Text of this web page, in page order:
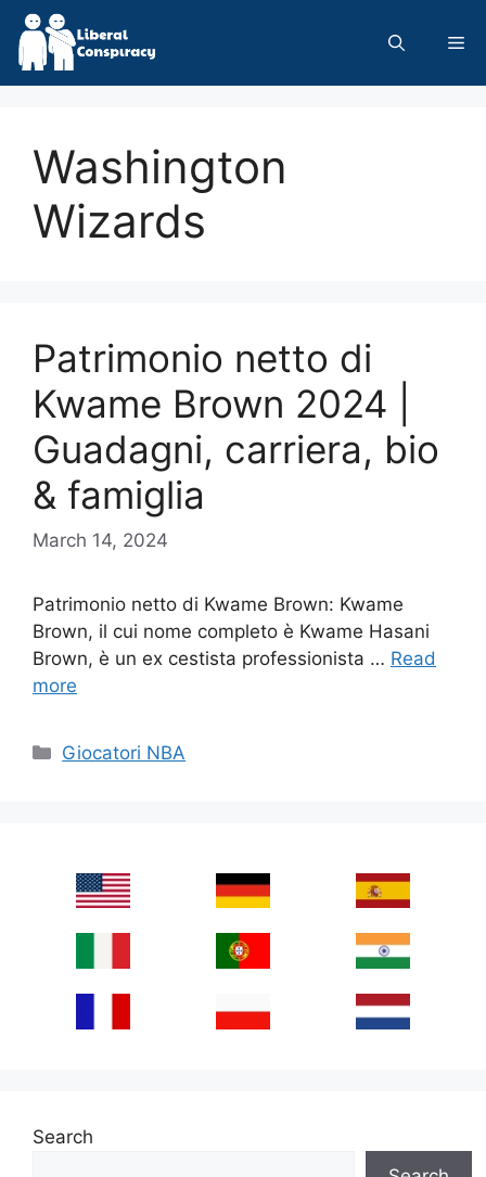
Skip
content
Washington
Wizards
Patrimonio netto di
Kwame Brown 2024 |
Guadagni, carriera, bio
& famiglia
March 14, 2024
Patrimonio netto di Kwame Brown: Kwame
Brown, il cui nome completo è Kwame Hasani
Brown, è un ex cestista professionista … Read
more
Categories
Giocatori NBA
Search